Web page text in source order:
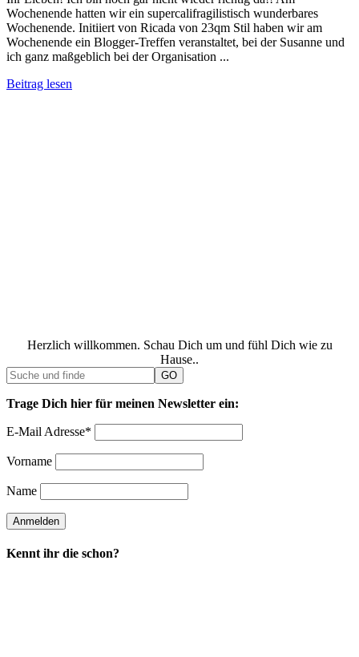
Wochenende hatten wir ein supercalifragilistisch wunderbares
Wochenende. Initiiert von Ricada von 23qm Stil haben wir am
Wochenende ein Blogger-Treffen veranstaltet, bei der Susanne und
ich ganz maßgeblich bei der Organisation ...
Beitrag lesen
Herzlich willkommen. Schau Dich um und fühl Dich wie zu
Hause..
Trage Dich hier für meinen Newsletter ein:
E-Mail Adresse*
Vorname
Name
Kennt ihr die schon?